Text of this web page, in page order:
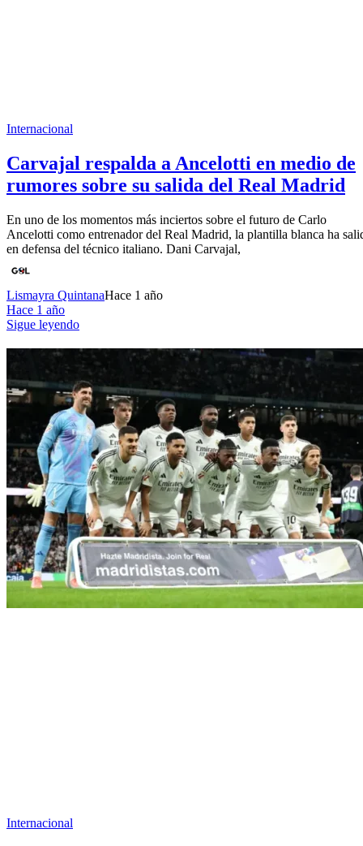
Internacional
Carvajal respalda a Ancelotti en medio de
rumores sobre su salida del Real Madrid
En uno de los momentos más inciertos sobre el futuro de Carlo
Ancelotti como entrenador del Real Madrid, la plantilla blanca ha
en defensa del técnico italiano. Dani Carvajal,
Lismayra QuintanaHace 1 año
Hace 1 año
Sigue leyendo
Internacional